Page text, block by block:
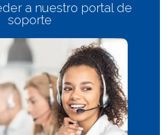
a nuestro portal de
soporte